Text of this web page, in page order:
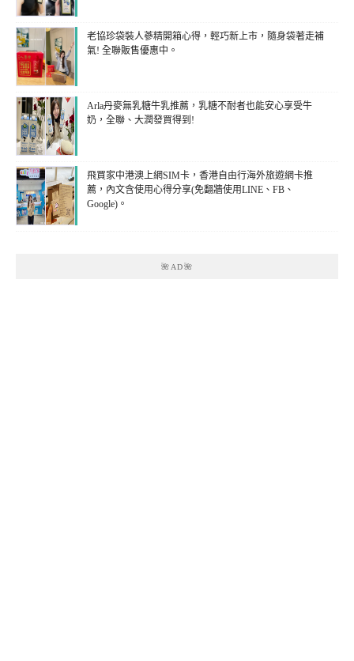
老協珍袋裝人蔘精開箱心得，輕巧新上市，隨身袋著走補
氣! 全聯販售優惠中。
Arla丹麥無乳糖牛乳推薦，乳糖不耐者也能安心享受牛
奶，全聯、大潤發買得到!
飛買家中港澳上網SIM卡，香港自由行海外旅遊網卡推
薦，內文含使用心得分享(免翻牆使用LINE、FB、
Google)。
🌺AD🌺